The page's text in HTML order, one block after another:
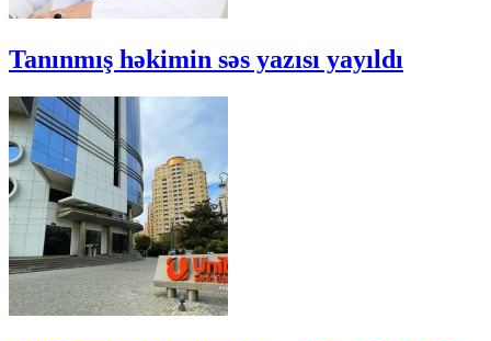
Tanınmış həkimin səs yazısı yayıldı